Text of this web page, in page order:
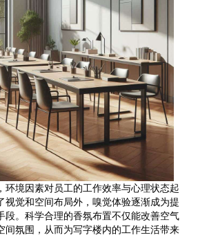
环境因素对员工的工作效率与心理状态起
视觉和空间布局外，嗅觉体验逐渐成为提
段。科学合理的香氛布置不仅能改善空气
间氛围，从而为写字楼内的工作生活带来